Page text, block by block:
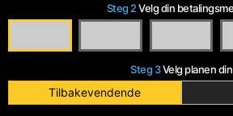
Steg 2Velg din
Steg 3Velg planen din
Tilbakevendende